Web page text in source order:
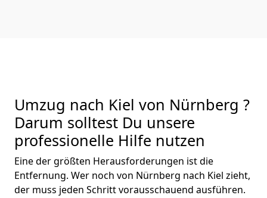
Umzug nach Kiel von Nürnberg ?
Darum solltest Du unsere
professionelle Hilfe nutzen
Eine der größten Herausforderungen ist die
Entfernung. Wer noch von Nürnberg nach Kiel zieht,
der muss jeden Schritt vorausschauend ausführen.